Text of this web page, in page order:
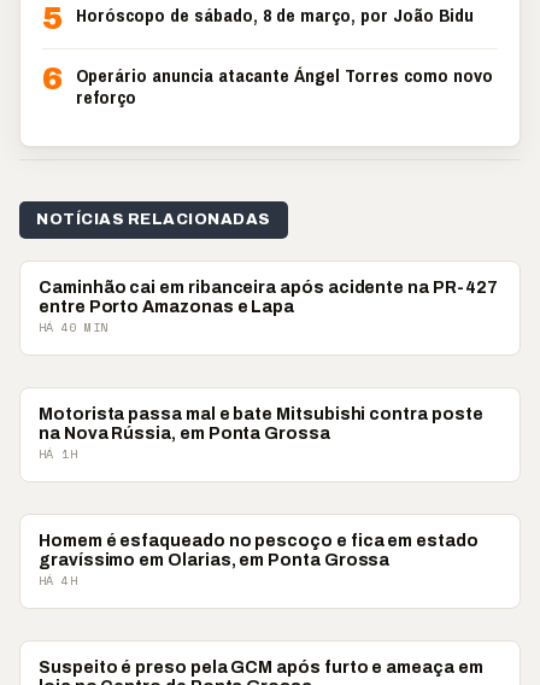
5 Horóscopo de sábado, 8 de março, por João Bidu
6 Operário anuncia atacante Ángel Torres como novo
reforço
NOTÍCIAS RELACIONADAS
POLICIAL
Caminhão cai em ribanceira após acidente na PR-427
entre Porto Amazonas e Lapa
HÁ 40 MIN
POLICIAL
Motorista passa mal e bate Mitsubishi contra poste
na Nova Rússia, em Ponta Grossa
HÁ 1H
POLICIAL
Homem é esfaqueado no pescoço e fica em estado
gravíssimo em Olarias, em Ponta Grossa
HÁ 4H
POLICIAL
Suspeito é preso pela GCM após furto e ameaça em